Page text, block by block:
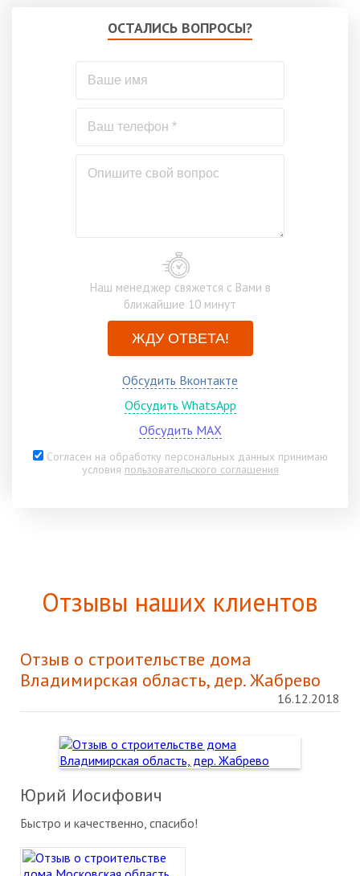
ОСТАЛИСЬ ВОПРОСЫ?
Наш менеджер свяжется с Вами в
ближайшие 10 минут
ЖДУ ОТВЕТА!
Обсудить Вконтакте
Обсудить WhatsApp
Обсудить MAX
Согласен на обработку персональных данных принимаю
условия пользовательского соглашения
Отзывы наших клиентов
Отзыв о строительстве дома
Владимирская область, дер. Жабрево
16.12.2018
Юрий Иосифович
Быстро и качественно, спасибо!